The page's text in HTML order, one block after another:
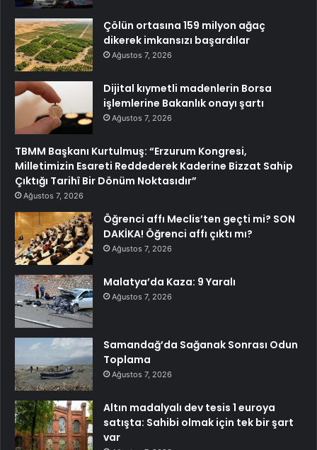
Çölün ortasına 159 milyon ağaç
dikerek imkansızı başardılar
Ağustos 7, 2026
Dijital kıymetli madenlerin Borsa
işlemlerine Bakanlık onayı şartı
Ağustos 7, 2026
TBMM Başkanı Kurtulmuş: “Erzurum Kongresi,
Milletimizin Esareti Reddederek Kaderine Bizzat Sahip
Çıktığı Tarihî Bir Dönüm Noktasıdır”
Ağustos 7, 2026
Öğrenci affı Meclis’ten geçti mi? SON
DAKİKA! Öğrenci affı çıktı mı?
Ağustos 7, 2026
Malatya’da Kaza: 9 Yaralı
Ağustos 7, 2026
Samandağ’da Sağanak Sonrası Odun
Toplama
Ağustos 7, 2026
Altın madalyalı dev tesis 1 euroya
satışta: Sahibi olmak için tek bir şart
var